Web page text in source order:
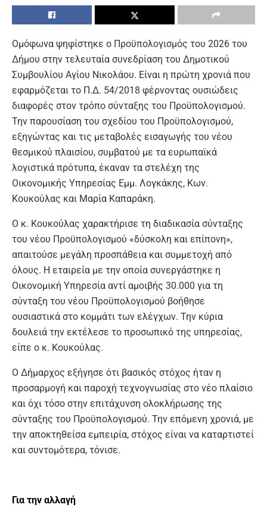
Ομόφωνα ψηφίστηκε ο Προϋπολογισμός του 2026 του
Δήμου στην τελευταία συνεδρίαση του Δημοτικού
Συμβουλίου Αγίου Νικολάου. Είναι η πρώτη χρονιά που
εφαρμόζεται το Π.Δ. 54/2018 φέρνοντας ουσιώδεις
διαφορές στον τρόπο σύνταξης του Προϋπολογισμού.
Την παρουσίαση του σχεδίου του Προϋπολογισμού,
εξηγώντας και τις μεταβολές εισαγωγής του νέου
θεσμικού πλαισίου, συμβατού με τα ευρωπαϊκά
λογιστικά πρότυπα, έκαναν τα στελέχη της
Οικονομικής Υπηρεσίας Εμμ. Λογκάκης, Κων.
Κουκούλας και Μαρία Καπαράκη.
Ο κ. Κουκούλας χαρακτήρισε τη διαδικασία σύνταξης
του νέου Προϋπολογισμού «δύσκολη και επίπονη»,
απαιτούσε μεγάλη προσπάθεια και συμμετοχή από
όλους. Η εταιρεία με την οποία συνεργάστηκε η
Οικονομική Υπηρεσία αντί αμοιβής 30.000 για τη
σύνταξη του νέου Προϋπολογισμού βοήθησε
ουσιαστικά στο κομμάτι των ελέγχων. Την κύρια
δουλειά την εκτέλεσε το προσωπικό της υπηρεσίας,
είπε ο κ. Κουκούλας.
Ο Δήμαρχος εξήγησε ότι βασικός στόχος ήταν η
προσαρμογή και παροχή τεχνογνωσίας στο νέο πλαίσιο
και όχι τόσο στην επιτάχυνση ολοκλήρωσης της
σύνταξης του Προϋπολογισμού. Την επόμενη χρονιά, με
την αποκτηθείσα εμπειρία, στόχος είναι να καταρτιστεί
και συντομότερα, τόνισε.
Για την αλλαγή